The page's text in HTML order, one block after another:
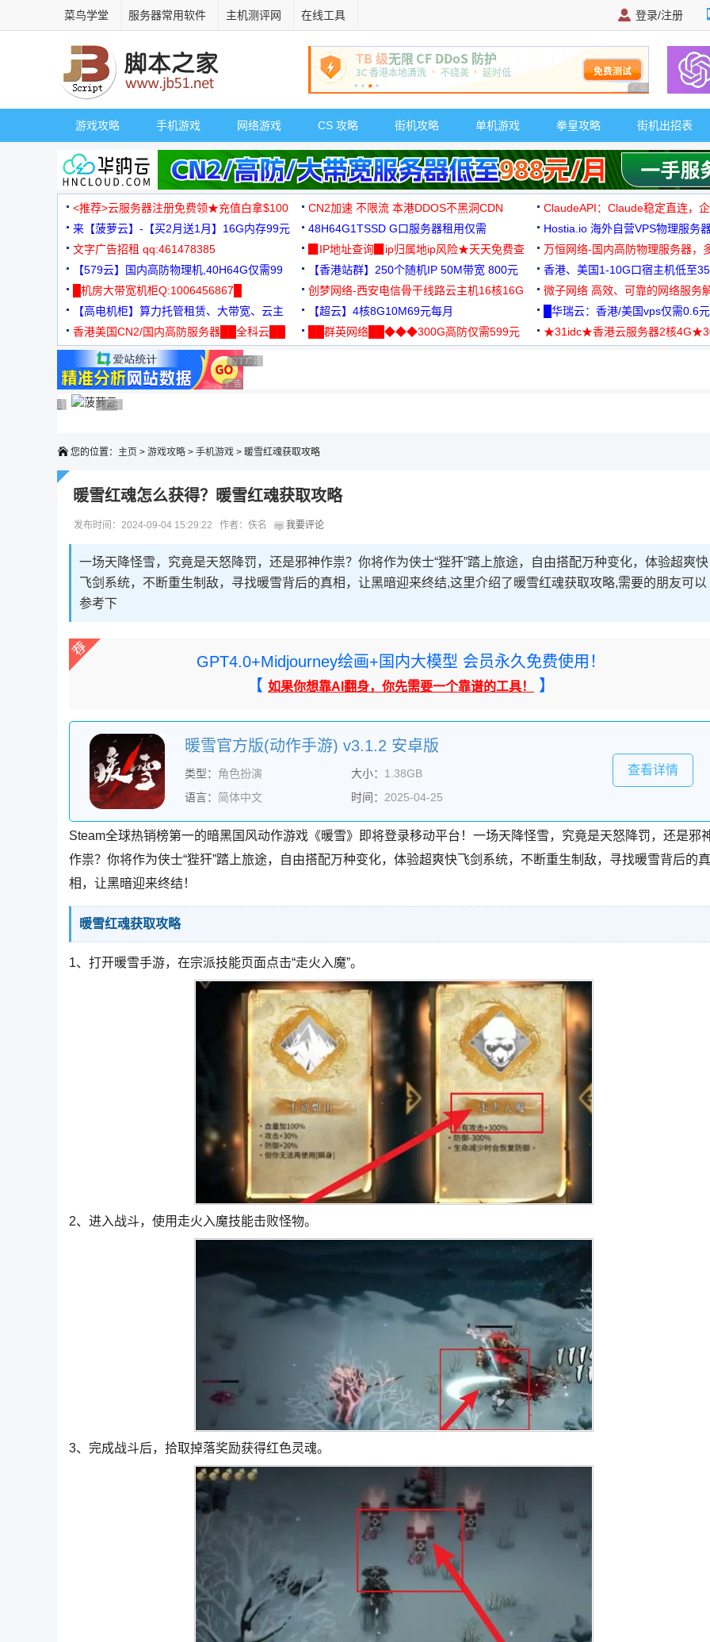
菜鸟学堂 服务器常用软件 主机测评网 在线工具 登录/注册
广告 商业广告，理
游戏攻略 手机游戏 网络游戏 CS 攻略 街机攻略 单机游戏 拳皇攻略 街机出招表
<推荐>云服务器注册免费领★充值白拿$100 CN2加速 不限流 本港DDOS不黑洞CDN
ClaudeAPI：Claude稳定直连，
来【菠萝云】-【买2月送1月】16G内存99元
48H64G1TSSD G口服务器租用仅需
3000+可免费测试
Hostia.io 海外自营VPS物理服务
文字广告招租 qq:461478385
▉IP地址查询▉ip归属地ip风险★天天免费查
万恒网络-国内高防物理服务器，
99元/月起
【579云】国内高防物理机,40H64G仅需99
元
【香港站群】250个随机IP 50M带宽 800元
香港、美国1-10G口宿主机低至
█机房大带宽机柜Q:1006456867█
创梦网络-西安电信骨干线路云主机16核16G
88元/月
微子网络 高效、可靠的网络服务
【高电机柜】算力托管租赁、大带宽、云主
机
【超云】4核8G10M69元每月
█华瑞云：香港/美国vps仅需0.6
香港美国CN2/国内高防服务器██全科云██
██群英网络██◆◆◆300G高防仅需599元
★31idc★香港云服务器2核
广告 商业广告，理性选择
广告 商业广告，理性选择
广告 商业广告，理性选择
广告 商业广告，理性选择
广告 商业广告，理性选择
广告 商业广告，理性选择
广告 商业广告，理性选择
广告 商业广告，理性选择广告 商业广告，理性选择
广告 商业广告，理性选择
您的位置： 主页 > 游戏攻略 > 手机游戏 > 暖雪红魂获取攻略
暖雪红魂怎么获得？暖雪红魂获取攻略
发布时间：2024-09-04 15:29:22 作者：佚名 我要评论
一场天降怪雪，究竟是天怒降罚，还是邪神作祟？你将作为侠士“狴犴”踏上旅途，自由搭配万种变化，体验超爽快
飞剑系统，不断重生制敌，寻找暖雪背后的真相，让黑暗迎来终结,这里介绍了暖雪红魂获取攻略,需要的朋友可以
参考下
GPT4.0+Midjourney绘画+国内大模型 会员永久免费使用！
【 如果你想靠AI翻身，你先需要一个靠谱的工具！ 】
暖雪官方版(动作手游) v3.1.2 安卓版
类型： 角色扮演 大小： 1.38GB
语言： 简体中文 时间： 2025-04-25
查看详情
Steam全球热销榜第一的暗黑国风动作游戏《暖雪》即将登录移动平台！一场天降怪雪，究竟是天怒降罚，还是邪
作祟？你将作为侠士“狴犴”踏上旅途，自由搭配万种变化，体验超爽快飞剑系统，不断重生制敌，寻找暖雪背后的真
相，让黑暗迎来终结！
暖雪红魂获取攻略
1、打开暖雪手游，在宗派技能页面点击“走火入魔”。
2、进入战斗，使用走火入魔技能击败怪物。
3、完成战斗后，拾取掉落奖励获得红色灵魂。